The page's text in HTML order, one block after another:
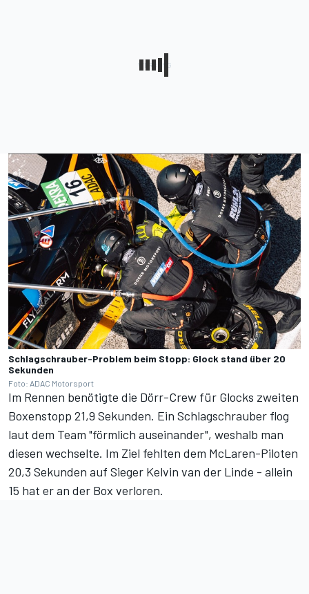
Schlagschrauber-Problem beim Stopp: Glock stand über 20
Sekunden
Foto: ADAC Motorsport
Im Rennen benötigte die Dörr-Crew für Glocks zweiten
Boxenstopp 21,9 Sekunden. Ein Schlagschrauber flog
laut dem Team "förmlich auseinander", weshalb man
diesen wechselte. Im Ziel fehlten dem McLaren-Piloten
20,3 Sekunden auf Sieger Kelvin van der Linde - allein
15 hat er an der Box verloren.